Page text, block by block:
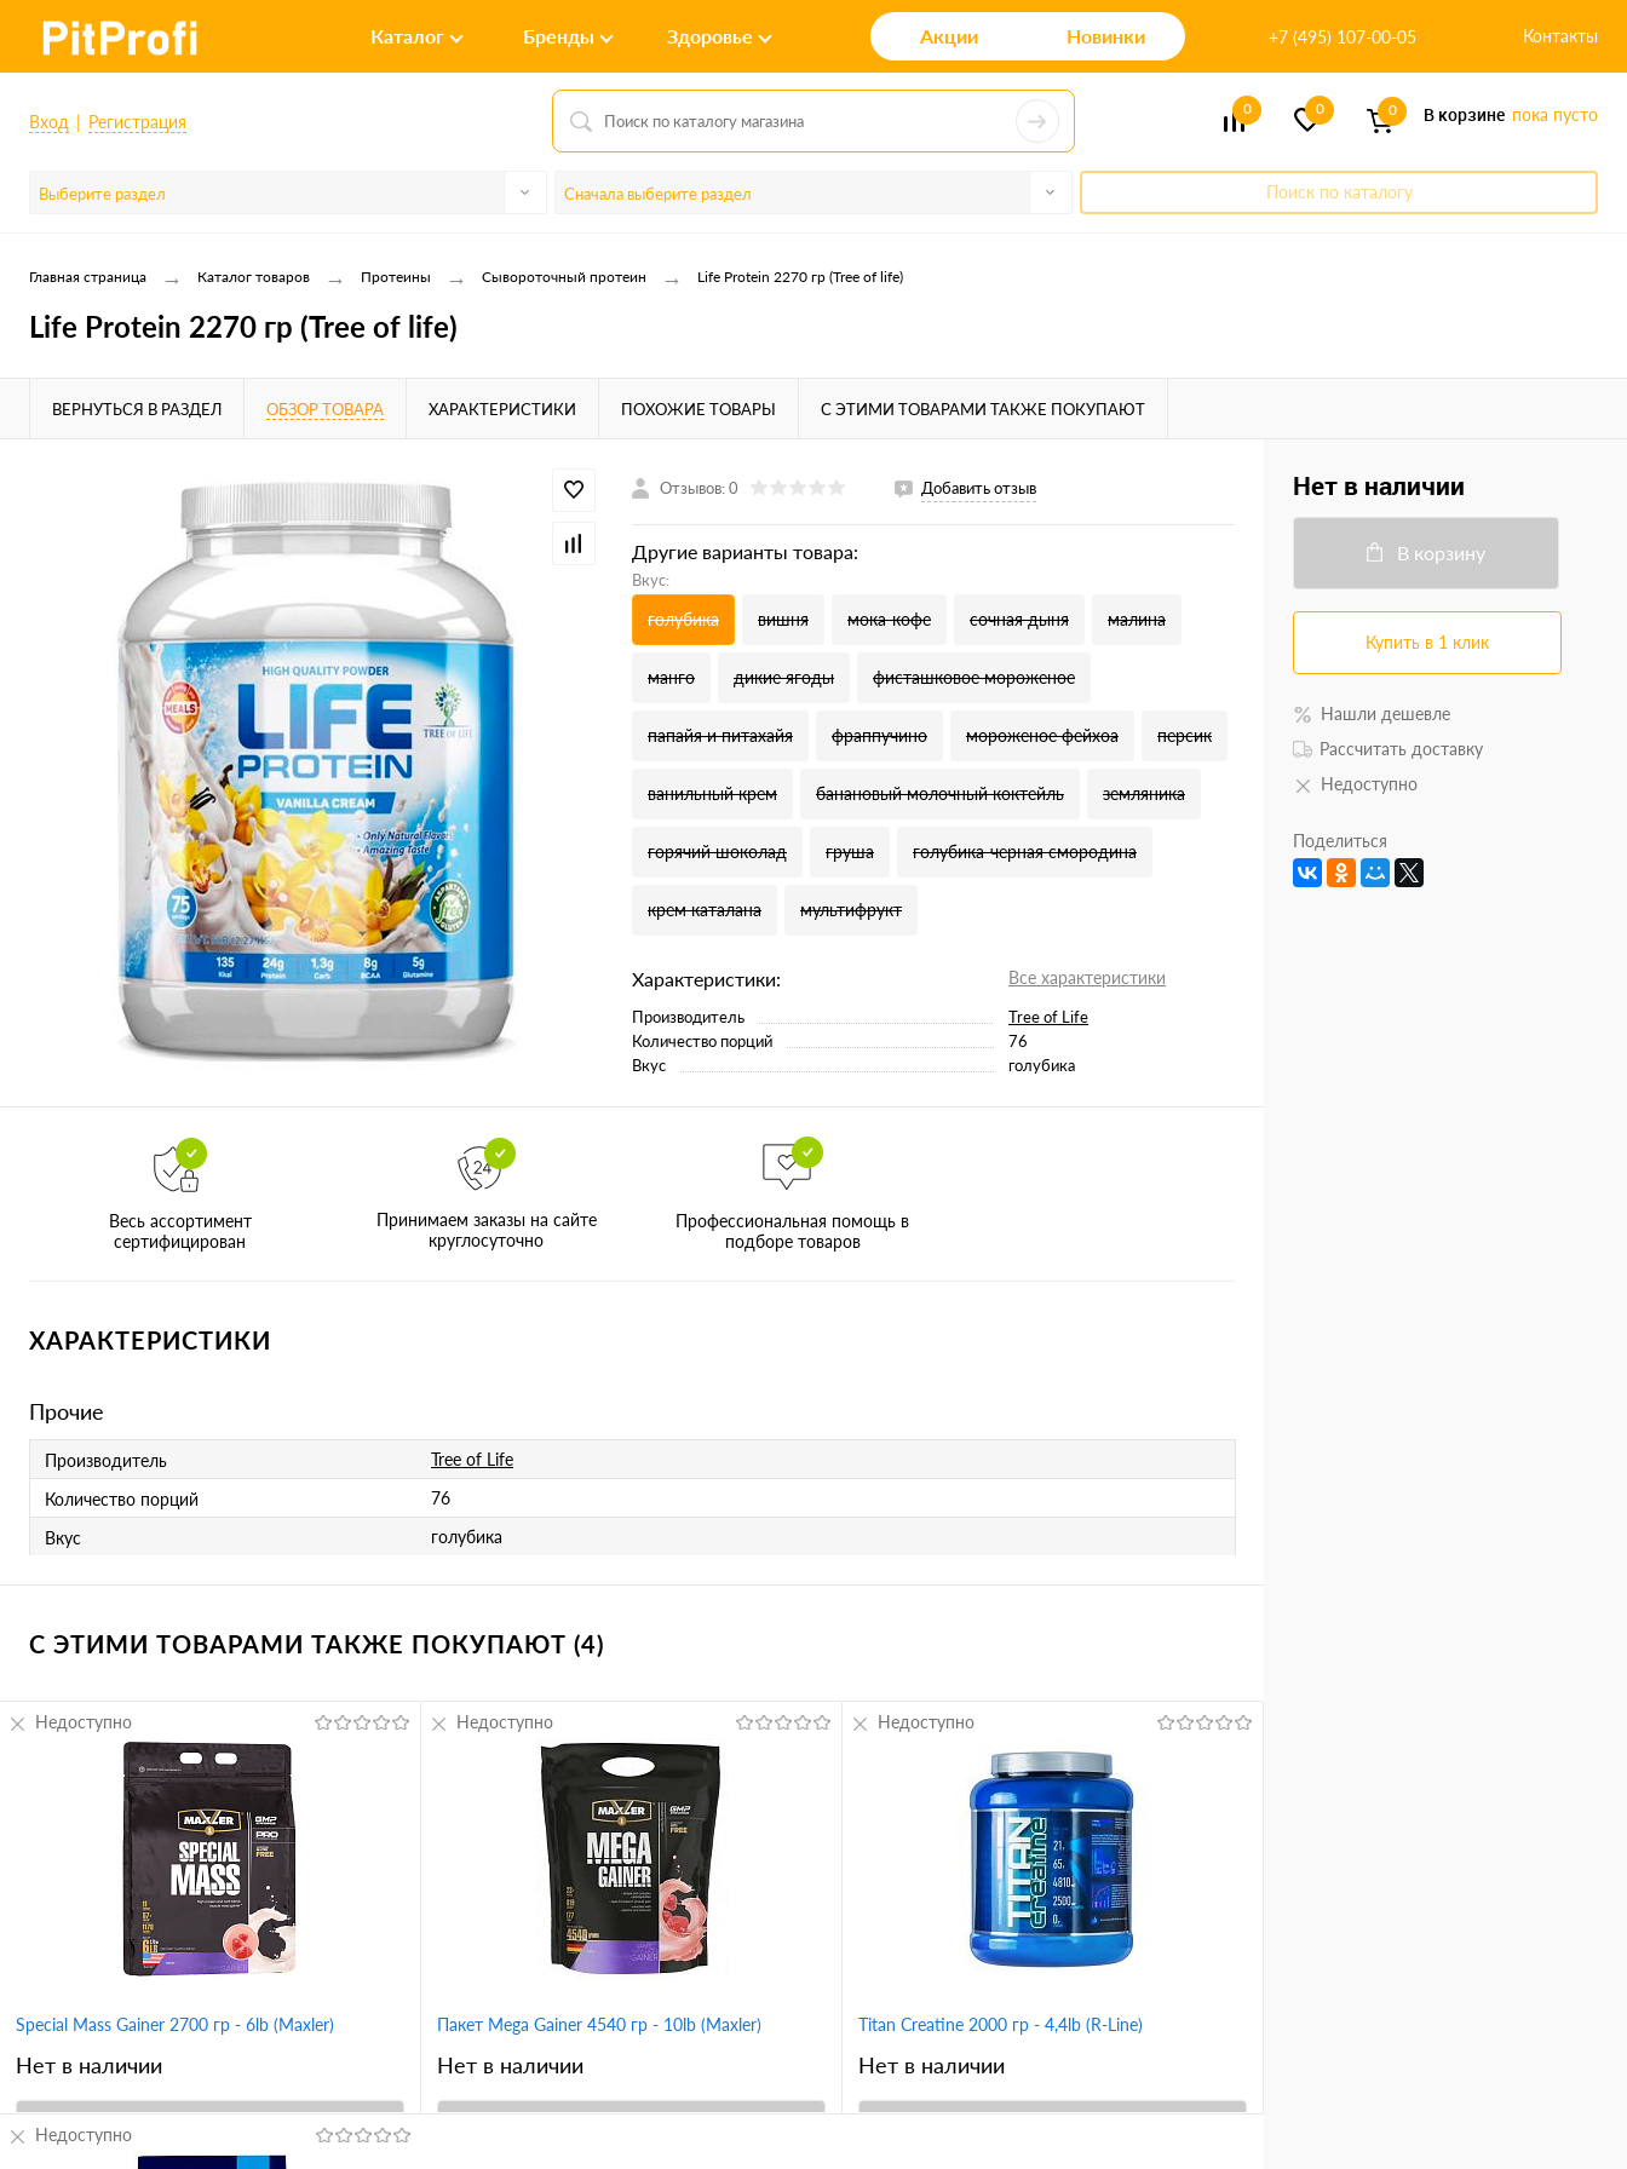
Каталог Бренды Здоровье Акции Новинки +7 (495) 107-00-05 Контакты
Вход Регистрация
0 0 0 В корзине пока пусто
Выберите раздел Сначала выберите раздел Поиск по каталогу
Главная страница → Каталог товаров → Протеины → Сывороточный протеин → Life Protein 2270 гр (Tree of life)
Life Protein 2270 гр (Tree of life)
ВЕРНУТЬСЯ В РАЗДЕЛ ОБЗОР ТОВАРА ХАРАКТЕРИСТИКИ ПОХОЖИЕ ТОВАРЫ С ЭТИМИ ТОВАРАМИ ТАКЖЕ ПОКУПАЮТ
Отзывов: 0 Добавить отзыв
Другие варианты товара:
Вкус:
голубика вишня мока-кофе сочная дыня малина
манго дикие ягоды фисташковое мороженое
папайя и питахайя фраппучино мороженое фейхоа персик
ванильный крем банановый молочный коктейль земляника
горячий шоколад груша голубика-черная смородина
крем каталана мультифрукт
Характеристики: Все характеристики
Производитель
Tree of Life
Количество порций
76
Вкус
голубика
Весь ассортимент
сертифицирован
Принимаем заказы на сайте
круглосуточно
Профессиональная помощь в
подборе товаров
ХАРАКТЕРИСТИКИ
Прочие
Производитель
Tree of Life
Количество порций
76
Вкус
голубика
С ЭТИМИ ТОВАРАМИ ТАКЖЕ ПОКУПАЮТ (4)
Special Mass Gainer 2700 гр - 6lb (Maxler)
Нет в наличии
Недоступно
Пакет Mega Gainer 4540 гр - 10lb (Maxler)
Нет в наличии
Недоступно
Titan Creatine 2000 гр - 4,4lb (R-Line)
Нет в наличии
Недоступно
Недоступно
Нет в наличии
В корзину
Купить в 1 клик
Нашли дешевле
Рассчитать доставку
Недоступно
Поделиться